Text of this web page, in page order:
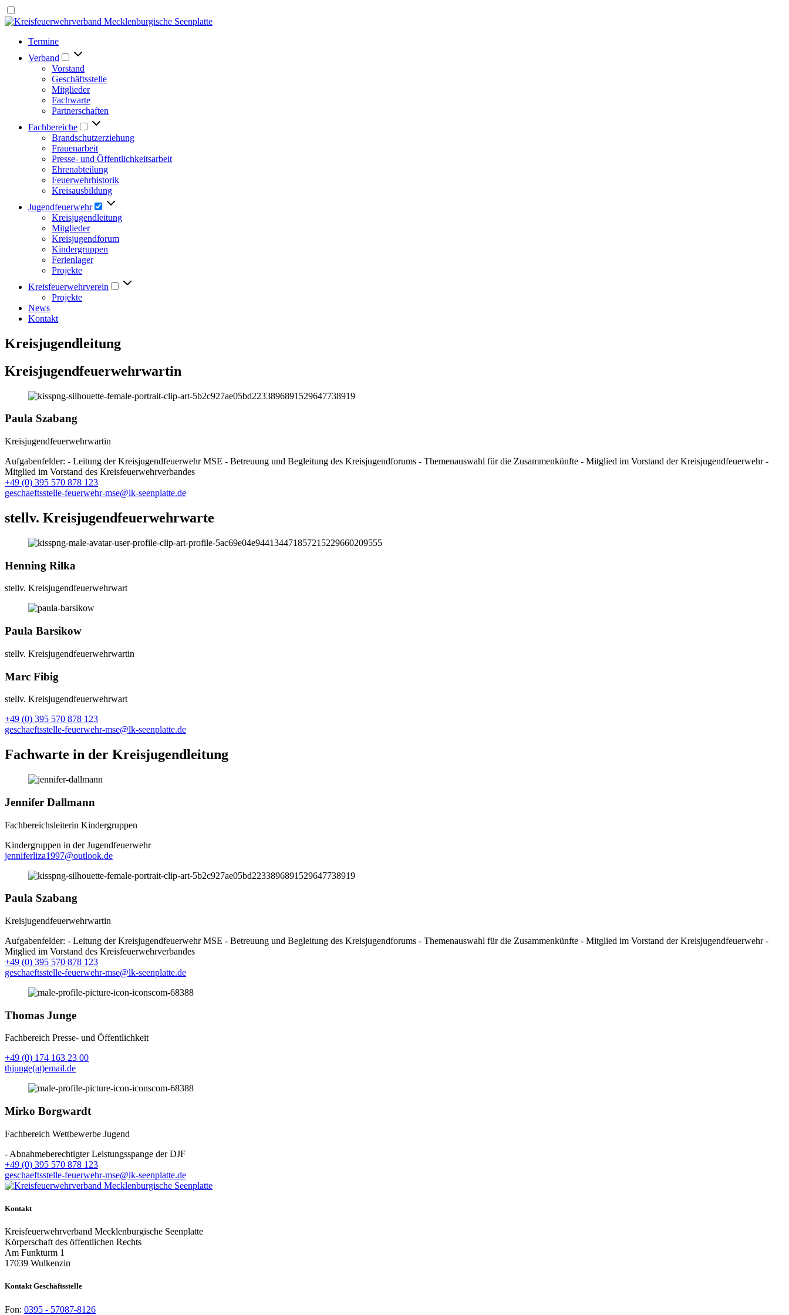
Termine
Verband
Vorstand
Geschäftsstelle
Mitglieder
Fachwarte
Partnerschaften
Fachbereiche
Brandschutzerziehung
Frauenarbeit
Presse- und Öffentlichkeitsarbeit
Ehrenabteilung
Feuerwehrhistorik
Kreisausbildung
Jugendfeuerwehr
Kreisjugendleitung
Mitglieder
Kreisjugendforum
Kindergruppen
Ferienlager
Projekte
Kreisfeuerwehrverein
Projekte
News
Kontakt
Kreisjugendleitung
Kreisjugendfeuerwehrwartin
Paula Szabang
Kreisjugendfeuerwehrwartin
Aufgabenfelder: - Leitung der Kreisjugendfeuerwehr MSE - Betreuung und Begleitung des Kreisjugendforums - Themenauswahl für die Zusammenkünfte - Mitglied im Vorstand der Kreisjugendfeuerwehr -
Mitglied im Vorstand des Kreisfeuerwehrverbandes
+49 (0) 395 570 878 123
geschaeftsstelle-feuerwehr-mse@lk-seenplatte.de
stellv. Kreisjugendfeuerwehrwarte
Henning Rilka
stellv. Kreisjugendfeuerwehrwart
Paula Barsikow
stellv. Kreisjugendfeuerwehrwartin
Marc Fibig
stellv. Kreisjugendfeuerwehrwart
+49 (0) 395 570 878 123
geschaeftsstelle-feuerwehr-mse@lk-seenplatte.de
Fachwarte in der Kreisjugendleitung
Jennifer Dallmann
Fachbereichsleiterin Kindergruppen
Kindergruppen in der Jugendfeuerwehr
jenniferliza1997@outlook.de
Paula Szabang
Kreisjugendfeuerwehrwartin
Aufgabenfelder: - Leitung der Kreisjugendfeuerwehr MSE - Betreuung und Begleitung des Kreisjugendforums - Themenauswahl für die Zusammenkünfte - Mitglied im Vorstand der Kreisjugendfeuerwehr -
Mitglied im Vorstand des Kreisfeuerwehrverbandes
+49 (0) 395 570 878 123
geschaeftsstelle-feuerwehr-mse@lk-seenplatte.de
Thomas Junge
Fachbereich Presse- und Öffentlichkeit
+49 (0) 174 163 23 00
thjunge(at)email.de
Mirko Borgwardt
Fachbereich Wettbewerbe Jugend
- Abnahmeberechtigter Leistungsspange der DJF
+49 (0) 395 570 878 123
geschaeftsstelle-feuerwehr-mse@lk-seenplatte.de
Kontakt
Kreisfeuerwehrverband Mecklenburgische Seenplatte
Körperschaft des öffentlichen Rechts
Am Funkturm 1
17039 Wulkenzin
Kontakt Geschäftsstelle
Fon: 0395 - 57087-8126